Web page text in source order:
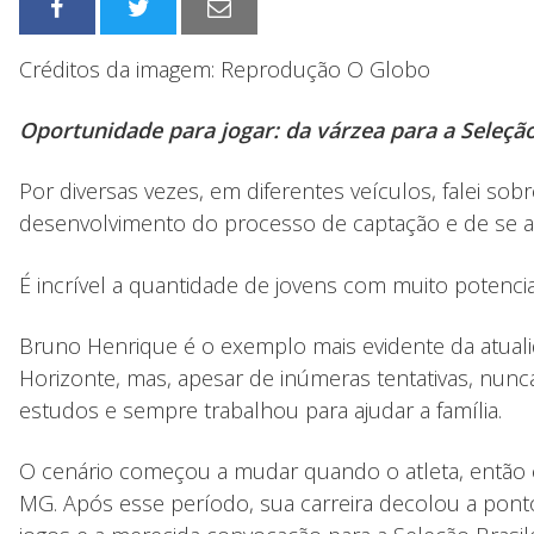
Créditos da imagem: Reprodução O Globo
Oportunidade para jogar: da várzea para a
Por diversas vezes, em diferentes veículos, falei
desenvolvimento do processo de captação e de se
É incrível a quantidade de jovens com muito
Bruno Henrique é o exemplo mais evidente da
Horizonte, mas, apesar de inúmeras tentativas,
estudos e sempre trabalhou para ajudar a família.
O cenário começou a mudar quando o atleta,
MG. Após esse período, sua carreira decolou a